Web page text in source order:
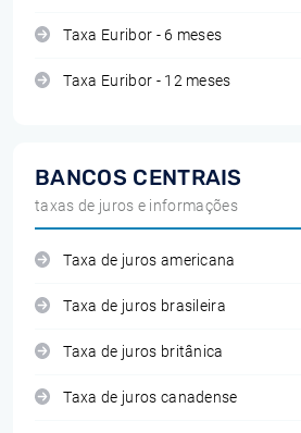
Taxa Euribor - 6 meses
Taxa Euribor - 12 meses
BANCOS CENTRAIS
taxas de juros e informações
Taxa de juros americana
Taxa de juros brasileira
Taxa de juros britânica
Taxa de juros canadense